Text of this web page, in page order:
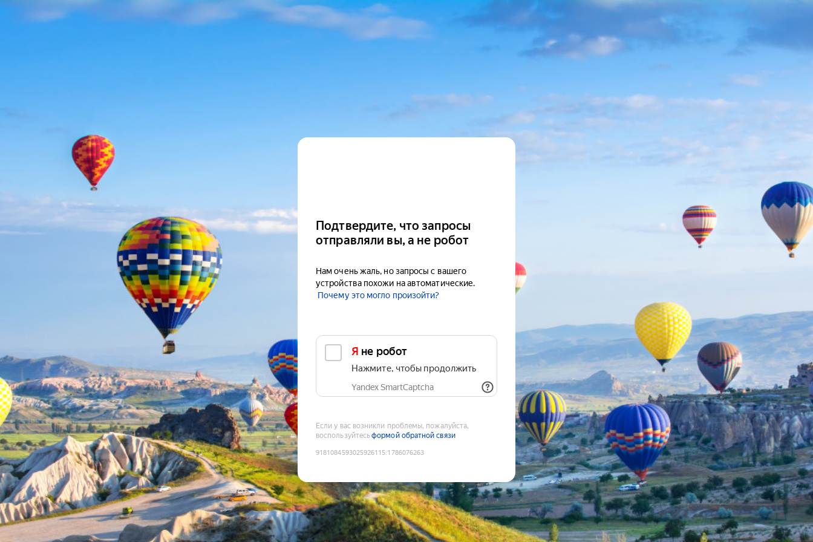
Подтвердите, что запросы
отправляли вы, а не робот
Нам очень жаль, но запросы с вашего
устройства похожи на автоматические.
Почему это могло произойти?
Я не робот
Нажмите, чтобы продолжить
Yandex SmartCaptcha
Если у вас возникли проблемы, пожалуйста,
воспользуйтесьформой обратной связи
9181084593025926115:1786076263